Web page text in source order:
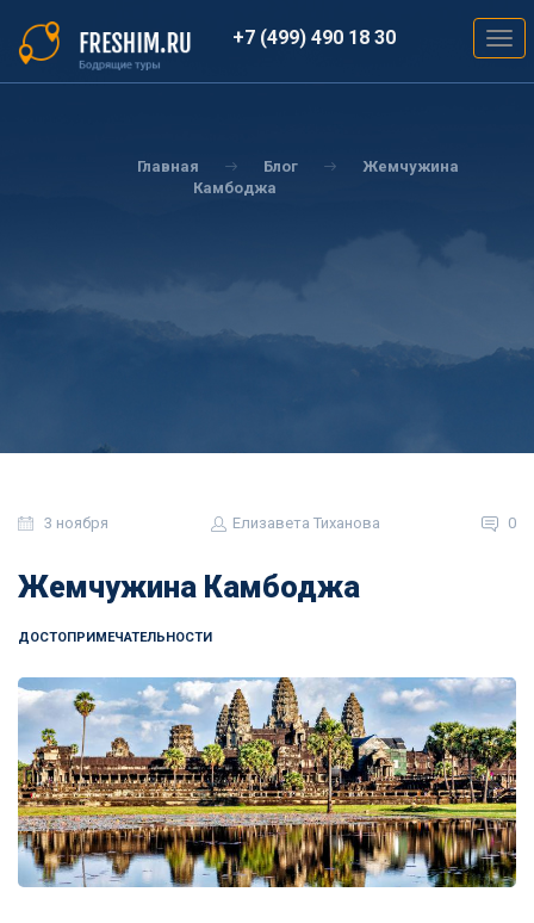
основному
содержанию
+7 (499) 490 18 30
Главная Блог
Жемчужина
Камбоджа
3 ноября Елизавета Тиханова 0
Жемчужина Камбоджа
ДОСТОПРИМЕЧАТЕЛЬНОСТИ